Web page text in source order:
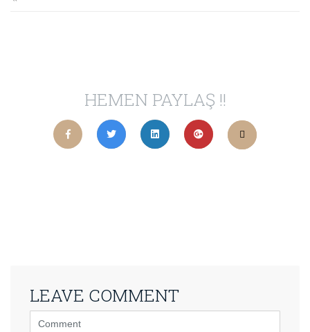
HEMEN PAYLAŞ !!
LEAVE COMMENT